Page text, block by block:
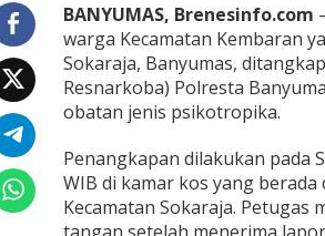
p
i
k
,
S
m
b
n
BANYUMAS, Brenesinfo.com
warga Kecamatan Kembaran
Sokaraja, Banyumas,
Resnarkoba) Polresta
obatan jenis psikotropika.
Penangkapan dilakukan pada
WIB di kamar kos yang
Kecamatan Sokaraja. Petugas